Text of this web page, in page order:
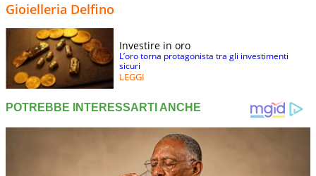
Gioielleria Delfino
Investire in oro
L’oro torna protagonista tra gli investimenti
sicuri
LEGGI